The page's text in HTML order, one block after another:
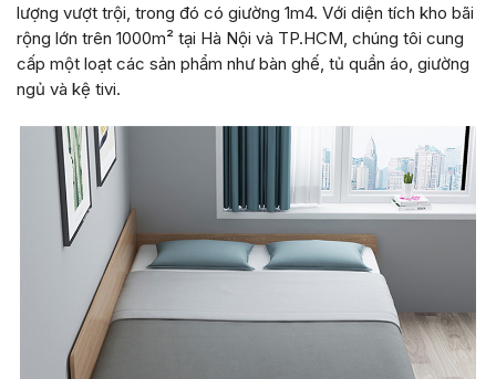
lượng vượt trội, trong đó có giường 1m4. Với diện tích kho bãi
rộng lớn trên 1000m² tại Hà Nội và TP.HCM, chúng tôi cung
cấp một loạt các sản phẩm như bàn ghế, tủ quần áo, giường
ngủ và kệ tivi.